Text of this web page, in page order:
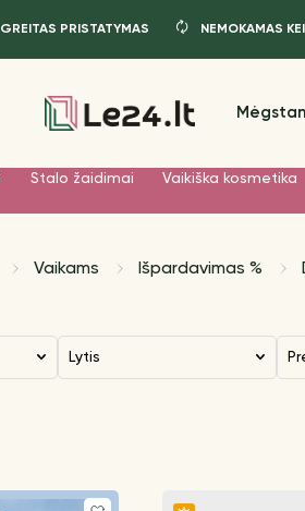
GREITAS PRISTATYMAS NEMOKAMAS
Stalo žaidimai
Vaikiška kosmetika
Vaikams Išpardavimas %
Lytis